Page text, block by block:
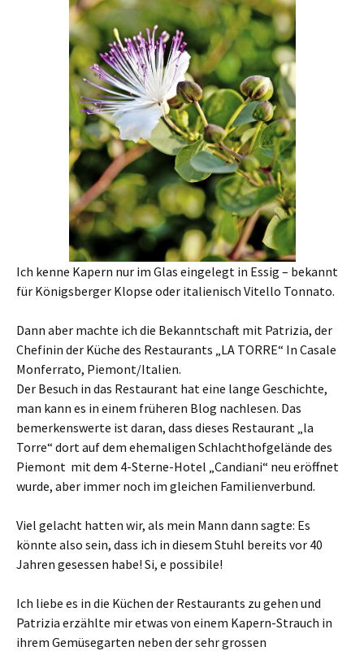
Ich kenne Kapern nur im Glas eingelegt in Essig – bekannt
für Königsberger Klopse oder italienisch Vitello Tonnato.
Dann aber machte ich die Bekanntschaft mit Patrizia, der
Chefinin der Küche des Restaurants „LA TORRE“ In Casale
Monferrato, Piemont/Italien.
Der Besuch in das Restaurant hat eine lange Geschichte,
man kann es in einem früheren Blog nachlesen. Das
bemerkenswerte ist daran, dass dieses Restaurant „la
Torre“ dort auf dem ehemaligen Schlachthofgelände des
Piemont mit dem 4-Sterne-Hotel „Candiani“ neu eröffnet
wurde, aber immer noch im gleichen Familienverbund.
Viel gelacht hatten wir, als mein Mann dann sagte: Es
könnte also sein, dass ich in diesem Stuhl bereits vor 40
Jahren gesessen habe! Si, e possibile!
Ich liebe es in die Küchen der Restaurants zu gehen und
Patrizia erzählte mir etwas von einem Kapern-Strauch in
ihrem Gemüsegarten neben der sehr grossen